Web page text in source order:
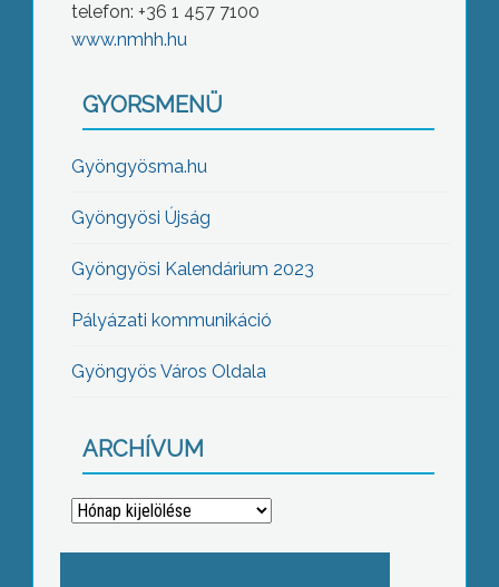
telefon: +36 1 457 7100
www.nmhh.hu
GYORSMENÜ
Gyöngyösma.hu
Gyöngyösi Újság
Gyöngyösi Kalendárium 2023
Pályázati kommunikáció
Gyöngyös Város Oldala
ARCHÍVUM
Archívum